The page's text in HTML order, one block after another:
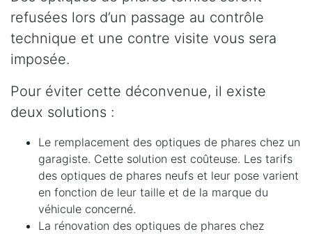
refusées lors d’un passage au contrôle
technique et une contre visite vous sera
imposée.
Pour éviter cette déconvenue, il existe
deux solutions :
Le remplacement des optiques de phares chez un
garagiste. Cette solution est coûteuse. Les tarifs
des optiques de phares neufs et leur pose varient
en fonction de leur taille et de la marque du
véhicule concerné.
La rénovation des optiques de phares chez